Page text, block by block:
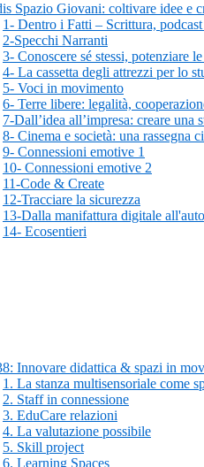
Spazio Giovani: coltivare idee e
1- Dentro i Fatti – Scrittura,
2-Specchi Narranti
3- Conoscere sé stessi, potenziare
4- La cassetta degli attrezzi per lo
5- Voci in movimento
6- Terre libere: legalità,
7-Dall’idea all’impresa: creare una
8- Cinema e società: una rassegna
9- Connessioni emotive 1
10- Connessioni emotive 2
11-Code & Create
12-Tracciare la sicurezza
13-Dalla manifattura digitale
14- Ecosentieri
Innovare didattica & spazi in
1. La stanza multisensoriale come
2. Staff in connessione
3. EduCare relazioni
4. La valutazione possibile
5. Skill project
6. Learning Spaces